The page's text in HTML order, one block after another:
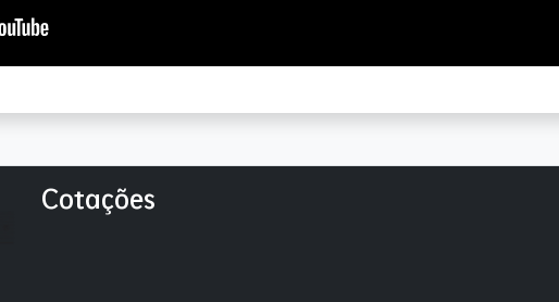
Cotações